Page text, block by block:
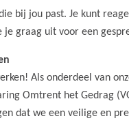
bij jou past. Je kunt
je graag uit voor een
Als onderdeel van
Omtrent het Gedrag
dat we een veilige en